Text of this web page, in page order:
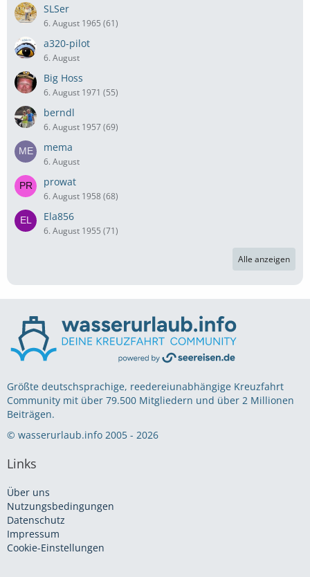
SLSer
6. August 1965 (61)
a320-pilot
6. August
Big Hoss
6. August 1971 (55)
berndl
6. August 1957 (69)
mema
6. August
prowat
6. August 1958 (68)
Ela856
6. August 1955 (71)
Alle anzeigen
Größte deutschsprachige, reedereiunabhängige Kreuzfahrt
Community mit über 79.500 Mitgliedern und über 2 Millionen
Beiträgen.
© wasserurlaub.info 2005 - 2026
Links
Über uns
Nutzungsbedingungen
Datenschutz
Impressum
Cookie-Einstellungen